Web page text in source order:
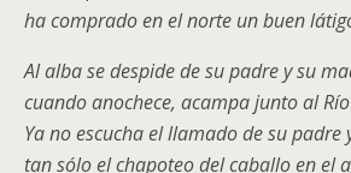
ha comprado en el norte un buen
Al alba se despide de su padre y su
cuando anochece, acampa junto al
Ya no escucha el llamado de su padre
tan sólo el chapoteo del caballo en el